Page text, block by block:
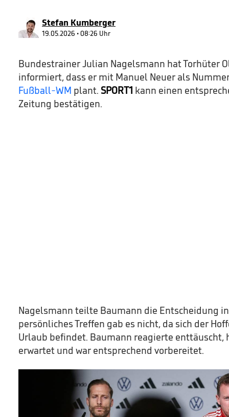
90%
Stefan Kumberger
19.05.2026 • 08:26 Uhr
Bundestrainer Julian Nagelsmann hat Torhüter
informiert, dass er mit Manuel Neuer als
Fußball-WM plant. SPORT1 kann einen
Zeitung bestätigen.
Nagelsmann teilte Baumann die Entscheidung
persönliches Treffen gab es nicht, da sich der
Urlaub befindet. Baumann reagierte
erwartet und war entsprechend vorbereitet.